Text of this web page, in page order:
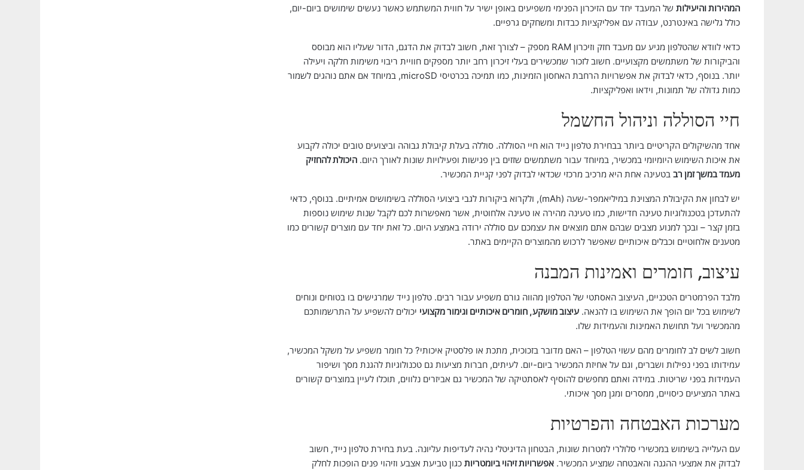
המהירות והיעילות של המעבד יחד עם הזיכרון הפנימי משפיעים באופן ישיר על חווית המשתמש כאשר נעשים שימושים ביום-יום,
כולל גלישה באינטרנט, עבודה עם אפליקציות כבדות ומשחקים גרפיים.
כדאי לוודא שהטלפון מגיע עם מעבד חזק וזיכרון RAM מספק – לצורך זאת, חשוב לבדוק את הדגם, הדור שעליו הוא מבוסס
והביקורות של משתמשים מקצועיים. חשוב לזכור שמכשירים בעלי זיכרון רחב יותר מספקים חוויית ריבוי משימות חלקה ויעילה
יותר. בנוסף, כדאי לבדוק את אפשרויות הרחבת האחסון הזמינות, כמו תמיכה בכרטיסי microSD, במיוחד אם אתם נוהגים לשמור
כמות גדולה של תמונות, וידאו ואפליקציות.
חיי הסוללה וניהול החשמל
אחד מהשיקולים הקריטיים ביותר בבחירת טלפון נייד הוא חיי הסוללה. סוללה בעלת קיבולת גבוהה וביצועים טובים יכולה לקבוע
את איכות השימוש היומיומי במכשיר, במיוחד עבור משתמשים שזזים בין פגישות ופעילויות שונות לאורך היום. היכולת להחזיק
מעמד במשך זמן רב בטעינה אחת היא מרכיב מרכזי שכדאי לבדוק לפני קניית המכשיר.
יש לבחון את הקיבולת המצוינת במיליאמפר-שעה (mAh), ולקרוא ביקורות לגבי ביצועי הסוללה בשימושים אמיתיים. בנוסף, כדאי
להתעדכן בטכנולוגיות טעינה חדישות, כמו טעינה מהירה או טעינה אלחוטית, אשר מאפשרות לכם לקבל שנות שימוש נוספות
בזמן קצר – ובכך למנוע מצבים שבהם אתם מוצאים את עצמכם עם סוללה ירודה באמצע היום. כל זאת יחד עם מוצרים קשורים כמו
מטענים אלחוטיים וכבלים איכותיים שאפשר לרכוש מהמוצרים הקיימים באתר.
עיצוב, חומרים ואמינות המבנה
מלבד הפרמטרים הטכניים, העיצוב האסתטי של הטלפון מהווה גורם משפיע עבור רבים. טלפון נייד שמרגישים בו בטוחים ונוחים
לשימוש בכל יום הופך את השימוש בו להנאה. עיצוב מושקע, חומרים איכותיים וגימור מקצועי יכולים להשפיע על התרשמותכם
מהמכשיר ועל תחושת האמינות והעמידות שלו.
חשוב לשים לב לחומרים מהם עשוי הטלפון – האם מדובר בזכוכית, מתכת או פלסטיק איכותי? כל חומר משפיע על משקל המכשיר,
עמידותו בפני נפילות ושברים, וגם על אחיזת המכשיר ביום-יום. לעיתים, חברות מציעות גם טכנולוגיות להגנת מסך ושיפור
העמידות בפני שריטות. במידה ואתם מחפשים להוסיף לאסתטיקה של המכשיר גם אביזרים נלווים, תוכלו לעיין במוצרים קשורים
באתר המציעים כיסויים, ממסרים ומגן מסך איכותי.
מערכות האבטחה והפרטיות
עם העלייה בשימוש במכשירי סלולרי למטרות שונות, הבטחון הדיגיטלי נהיה לעדיפות עליונה. בעת בחירת טלפון נייד, חשוב
לבדוק את אמצעי ההגנה והאבטחה שמציע המכשיר. אפשרויות זיהוי ביומטריות כגון טביעת אצבע וזיהוי פנים הופכות לחלק